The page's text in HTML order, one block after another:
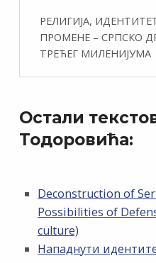
РЕЛИГИЈА,
ПРОМЕНЕ – СРПСКО
ТРЕЋЕГ МИЛЕНИЈУМА
Остали
Тодоровића:
Deconstruction of
Possibilities of
culture)
Нападнути